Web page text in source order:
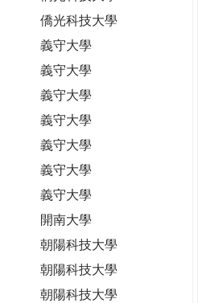
僑光科技大學
義守大學
義守大學
義守大學
義守大學
義守大學
義守大學
義守大學
開南大學
朝陽科技大學
朝陽科技大學
朝陽科技大學